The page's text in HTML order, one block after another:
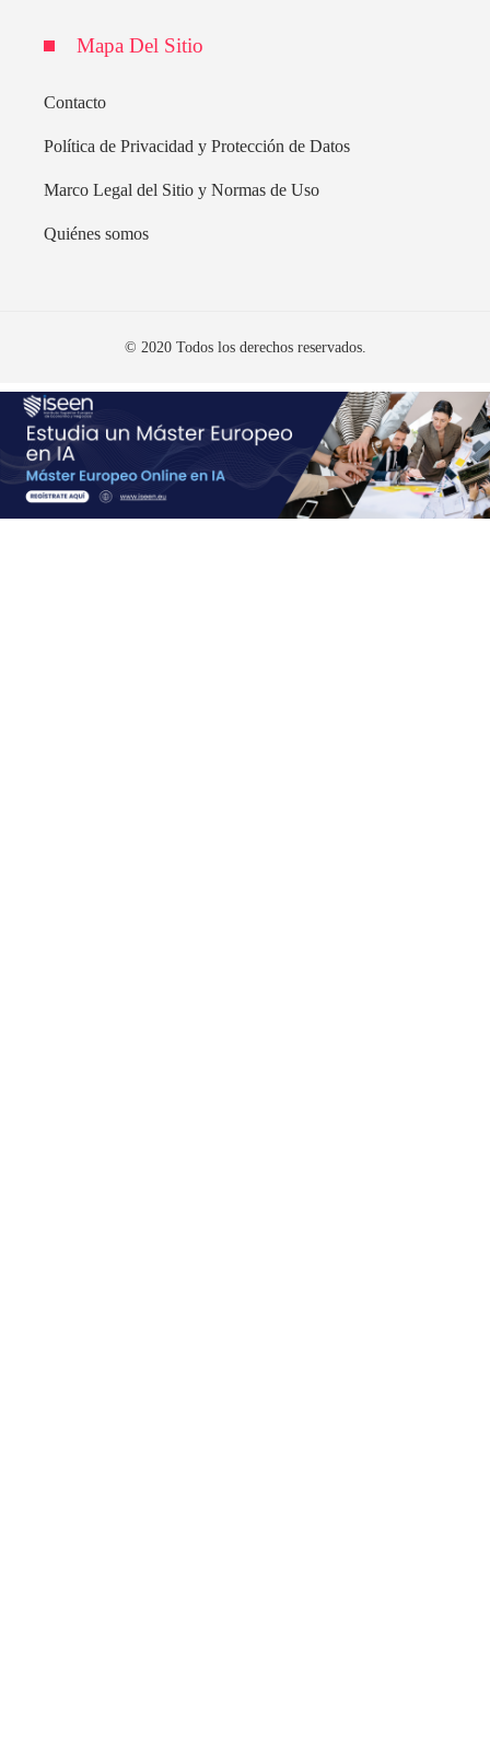
Mapa Del Sitio
Contacto
Política de Privacidad y Protección de Datos
Marco Legal del Sitio y Normas de Uso
Quiénes somos
© 2020 Todos los derechos reservados.